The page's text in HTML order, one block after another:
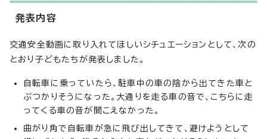
発表内容
交通安全動画に取り入れてほしいシチュエーションとして、次の
とおり子どもたちが発表しました。
自転車に乗っていたら、駐車中の車の陰から出てきた車と
ぶつかりそうになった。大通りを走る車の音で、こちらに走
ってくる車の音が聞こえなかった。
曲がり角で自転車が急に飛び出してきて、避けようとして